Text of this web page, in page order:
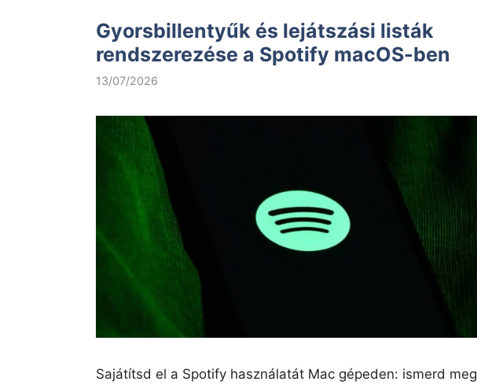
Gyorsbillentyűk és lejátszási listák
rendszerezése a Spotify macOS-ben
13/07/2026
Sajátítsd el a Spotify használatát Mac gépeden: ismerd meg